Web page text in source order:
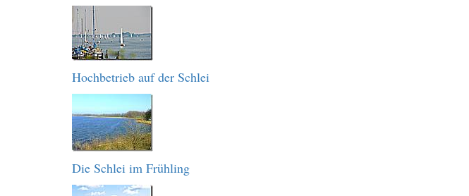
Hochbetrieb auf der Schlei
Die Schlei im Frühling